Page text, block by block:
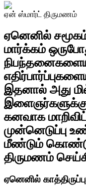
ஏன் ஸ்மார்ட் திருமணம்
ஏனெனில்
மார்க்கம்
இதனால் அது
கனவாக
முன்னெடுப்பு
மீண்டும்
திருமணம்
ஏனெனில்